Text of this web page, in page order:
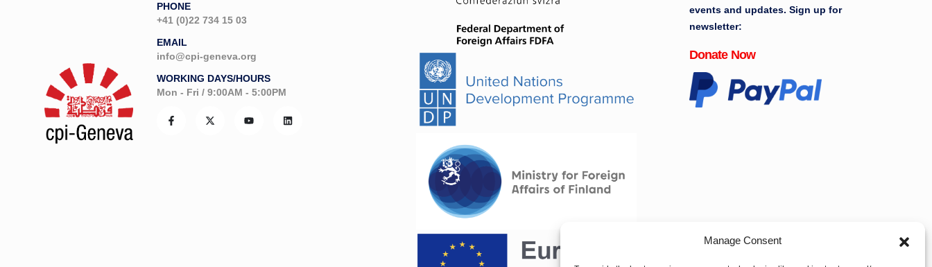
Manage Consent
PHONE
+41 (0)22 734 15 03
EMAIL
info@cpi-geneva.org
WORKING DAYS/HOURS
Mon - Fri / 9:00AM - 5:00PM
events and updates. Sign up for
newsletter:
Donate Now